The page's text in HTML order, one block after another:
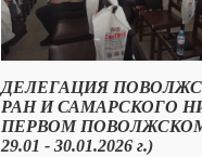
ДЕЛЕГАЦИЯ
РАН И САМАРСКОГО
ПЕРВОМ
29.01 - 30.01.2026 г.)